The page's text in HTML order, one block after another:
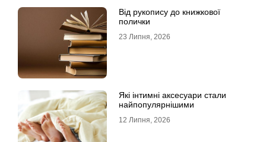
Від рукопису до книжкової
полички
23 Липня, 2026
Які інтимні аксесуари стали
найпопулярнішими
12 Липня, 2026